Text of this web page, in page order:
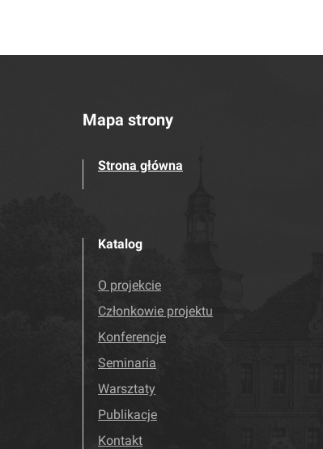
Mapa strony
Strona główna
Katalog
O projekcie
Członkowie projektu
Konferencje
Seminaria
Warsztaty
Publikacje
Kontakt